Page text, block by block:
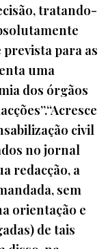
tratando-
para as
uma
dos órgãos
civil
no jornal
redacção, a
sem
orientação e
de tais